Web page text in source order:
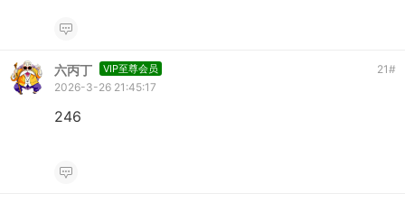
六丙丁 VIP至尊会员 21#
2026-3-26 21:45:17
246